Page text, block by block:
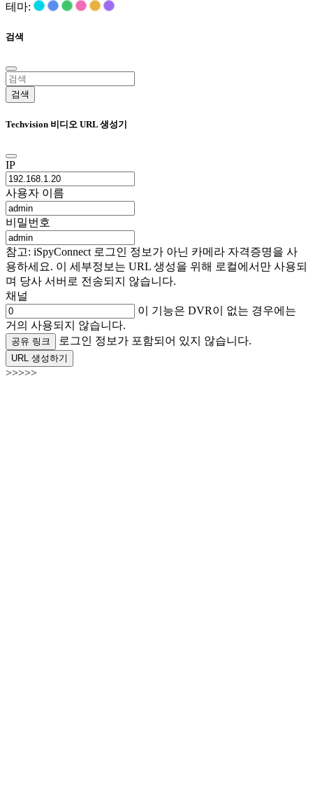
테마:
검색
검색
Techvision 비디오 URL 생성기
IP
사용자 이름
비밀번호
참고: iSpyConnect 로그인 정보가 아닌 카메라 자격증명을 사
용하세요. 이 세부정보는 URL 생성을 위해 로컬에서만 사용되
며 당사 서버로 전송되지 않습니다.
채널
이 기능은 DVR이 없는 경우에는
거의 사용되지 않습니다.
공유 링크 로그인 정보가 포함되어 있지 않습니다.
URL 생성하기
>>>>>